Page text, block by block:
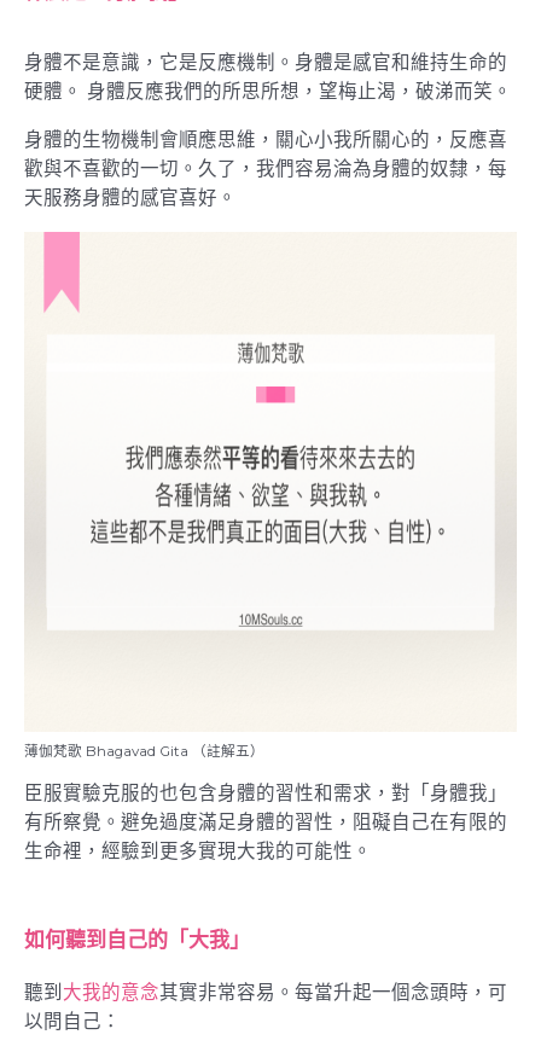
身體不是意識，它是反應機制。身體是感官和維持生命的
硬體。 身體反應我們的所思所想，望梅止渴，破涕而笑。
身體的生物機制會順應思維，關心小我所關心的，反應喜
歡與不喜歡的一切。久了，我們容易淪為身體的奴隸，每
天服務身體的感官喜好。
薄伽梵歌 Bhagavad Gita （註解五）
臣服實驗克服的也包含身體的習性和需求，對「身體我」
有所察覺。避免過度滿足身體的習性，阻礙自己在有限的
生命裡，經驗到更多實現大我的可能性。
如何聽到自己的「大我」
聽到 大我的意念其實非常容易。每當升起一個念頭時，可
以問自己：